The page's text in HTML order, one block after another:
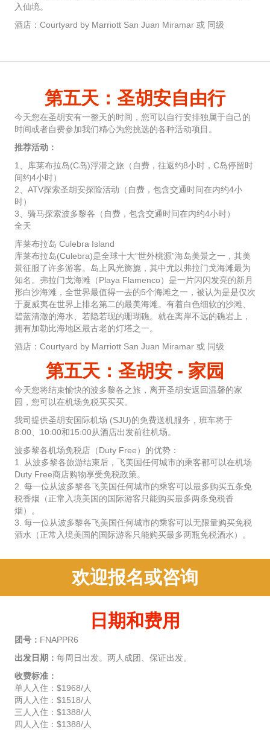
入仙境。
酒店：Courtyard by Marriott San Juan Miramar 或 同级
第五天：圣胡安自由行
今天您在圣胡安有一整天的时间，您可以自行安排独属于自己的
时间或者自费参加我们精心为您挑选的各种活动项目。
推荐活动：
1、库莱布拉岛(C岛)浮潜之旅（自费，往返约8小时，C岛停留时
间约4小时）
2、ATV探索圣胡安探险活动（自费，包含交通时间在内约4小
时）
3、骑马探索波多黎各（自费，包含交通时间在内约4小时）
全天
库莱布拉岛 Culebra Island
库莱布拉岛(Culebra)是全球十大“世外桃源”海岛美景之一，其美
景征服了许多游客。岛上风光旖旎，其中尤以弗拉门戈海滩最为
知名。弗拉门戈海滩（Playa Flamenco）是一片闪闪发亮的新月
形白沙海滩，全世界最值得一去的5个海滩之一，被认为是是仅次
于夏威夷在世界上排名第二的最美海滩。有着白色细软的沙滩、
碧蓝清澈的海水、若隐若现的珊瑚礁。就在离岸不远的礁岩上，
拥有加勒比海地区最古老的灯塔之一。
酒店：Courtyard by Marriott San Juan Miramar 或 同级
第五天：圣胡安 - 家园
今天您将结束愉快的波多黎各之旅，离开圣胡安返回温馨的家
园，您可以在机场免税买买买。
我司提供圣胡安国际机场 (SJU)的免费送机服务，班车将于
8:00、10:00和15:00从酒店出发前往机场。
波多黎各机场免税店（Duty Free）的优势：
1. 从波多黎各旅游结束后，飞美国任何城市的乘客都可以在机场
Duty Free商店购物享受免税政策。
2. 每一位从波多黎各飞美国任何城市的乘客可以最多购买五条免
税香烟（正常入境美国的国际游客只能购买最多两条免税香
烟）。
3. 每一位从波多黎各飞美国任何城市的乘客可以无限量购买免税
酒水（正常入境美国的国际游客只能购买最多两瓶免税酒水）。
欢迎报名或咨询
日期和费用
团号： FNAPPR6
出发日期： 每周日出发。两人成团、保证出发。
收费标准：
单人入住：$1968/人
两人入住：$1518/人
三人入住：$1388/人
四人入住：$1388/人